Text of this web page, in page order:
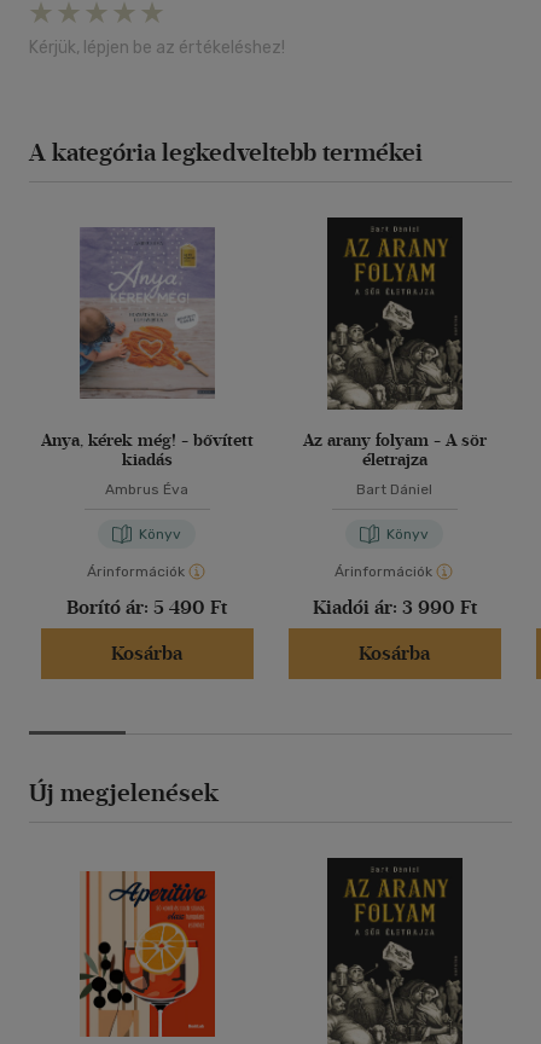
Kérjük, lépjen be az értékeléshez!
A kategória legkedveltebb termékei
Anya, kérek még! - bővített
kiadás
Ambrus Éva
Könyv
Árinformációk
Borító ár: 5 490 Ft
Kosárba
Az arany folyam - A sör
életrajza
Bart Dániel
Könyv
Árinformációk
Kiadói ár: 3 990 Ft
Kosárba
Új megjelenések